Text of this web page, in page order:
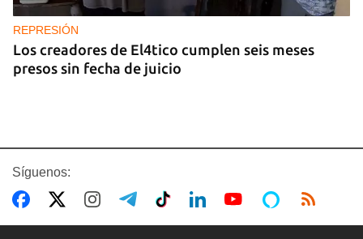
REPRESIÓN
Los creadores de El4tico cumplen seis meses
presos sin fecha de juicio
Síguenos: